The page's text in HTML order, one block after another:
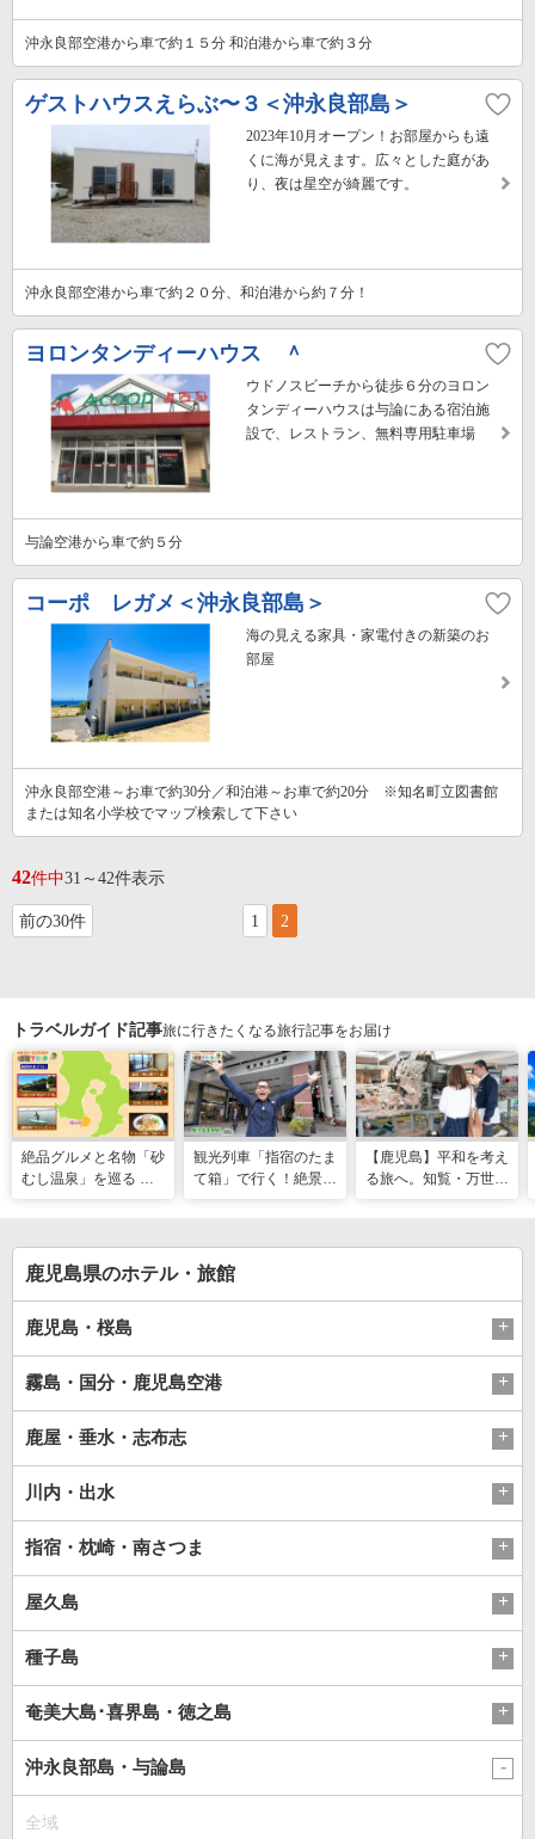
沖永良部空港から車で約１５分 和泊港から車で約３分
ゲストハウスえらぶ〜３＜沖永良部島＞
2023年10月オープン！お部屋からも遠
くに海が見えます。広々とした庭があ
り、夜は星空が綺麗です。
沖永良部空港から車で約２０分、和泊港から約７分！
ヨロンタンディーハウス ＾
ウドノスビーチから徒歩６分のヨロン
タンディーハウスは与論にある宿泊施
設で、レストラン、無料専用駐車場
与論空港から車で約５分
コーポ レガメ＜沖永良部島＞
海の見える家具・家電付きの新築のお
部屋
沖永良部空港～お車で約30分／和泊港～お車で約20分 ※知名町立図書館
または知名小学校でマップ検索して下さい
42件中31～42件表示
前の30件 1 2
トラベルガイド記事旅に行きたくなる旅行記事をお届け
絶品グルメと名物「砂
むし温泉」を巡る 心
観光列車「指宿のたま
て箱」で行く！絶景グ
（2026年04月18日放
送）
【鹿児島】平和を考え
る旅へ。知覧・万世で
鹿児島県のホテル・旅館
鹿児島・桜島
霧島・国分・鹿児島空港
鹿屋・垂水・志布志
川内・出水
指宿・枕崎・南さつま
屋久島
種子島
奄美大島･喜界島・徳之島
沖永良部島・与論島
全域